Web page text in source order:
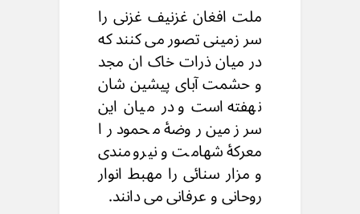
ملت افغان غزنیف غزنی را
سر زمینی تصور می کنند که
در میان ذرات خاک ان مجد
و حشمت آبای پیشین شان
نهفته است و در میان این
سر زمین روضۀ محمود را
معرکۀ شهامت و نیرومندی
و مزار سنائی را مهبط انوار
روحانی و عرفانی می دانند.